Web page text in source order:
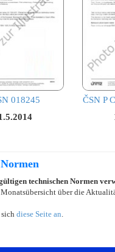
018245
ČSN P
technischen Normen
über die
sichdiese Seite an.